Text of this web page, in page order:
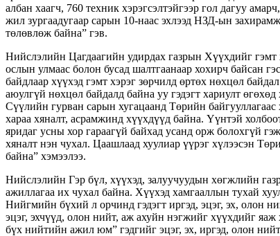
албан хаагч, 760 техник хэрэгсэлтэйгээр гол дагуу
жил зургаадугаар сарын 10-наас эхлээд НЗД-ын
төлөвлөж байна” гэв.
Нийслэлийн Цагдаагийн удирдах газрын Хүүхдийг гэмт
ослын улмаас болон бусад шалтгаанаар хохирч байсан
байдлаар хүүхэд гэмт хэрэг зөрчилд өртөх нөхцөл
аюулгүй нөхцөл байдалд байна уу гэдэгт хариулт
Сүүлийн гурван сарын хугацаанд Төрийн байгууллагаас
хараа хяналт, асрамжинд хүүхдүүд байна. Үүнтэй
яридаг усны хор гараагүй байхад усанд орж болохгүй
хяналт нэн чухал. Цаашлаад хуулиар үүрэг хүлээсэн
байна” хэмээлээ.
Нийслэлийн Гэр бүл, хүүхэд, залуучуудын хөгжлийн
ажиллагаа их чухал байна. Хүүхэд хамгааллын тухай
Нийгмийн бүхий л орчинд гэдэгт иргэд, эцэг, эх, олон
эцэг, эхчүүд, олон нийт, аж ахуйн нэгжийг хүүхдийг
бүх нийтийн ажил юм” гэдгийг эцэг, эх, иргэд, олон